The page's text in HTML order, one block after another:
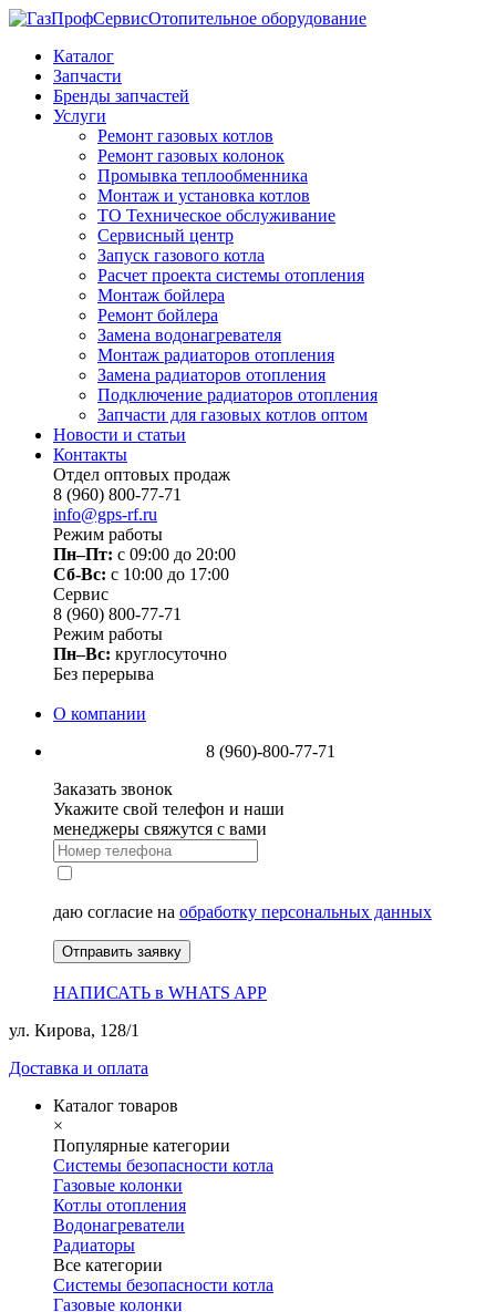
Отопительное оборудование
Каталог
Запчасти
Бренды запчастей
Услуги
Ремонт газовых котлов
Ремонт газовых колонок
Промывка теплообменника
Монтаж и установка котлов
ТО Техническое обслуживание
Сервисный центр
Запуск газового котла
Расчет проекта системы отопления
Монтаж бойлера
Ремонт бойлера
Замена водонагревателя
Монтаж радиаторов отопления
Замена радиаторов отопления
Подключение радиаторов отопления
Запчасти для газовых котлов оптом
Новости и статьи
Контакты
Отдел оптовых продаж
8 (960) 800-77-71
info@gps-rf.ru
Режим работы
Пн–Пт: с 09:00 до 20:00
Сб-Вс: c 10:00 до 17:00
Сервис
8 (960) 800-77-71
Режим работы
Пн–Вс: круглосуточно
Без перерыва
О компании
8 (960)-800-77-71
Заказать звонок
Укажите свой телефон и наши
менеджеры свяжутся с вами
даю согласие на обработку персональных данных
Отправить заявку
НАПИСАТЬ в WHATS APP
ул. Кирова, 128/1
Доставка и оплата
Каталог товаров
×
Популярные категории
Системы безопасности котла
Газовые колонки
Котлы отопления
Водонагреватели
Радиаторы
Все категории
Системы безопасности котла
Газовые колонки